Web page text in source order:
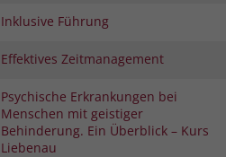
Inklusive Führung
Effektives Zeitmanagement
Psychische Erkrankungen bei
Menschen mit geistiger
Behinderung. Ein Überblick – Kurs
Liebenau
Anbieter
Laufzeit
Name